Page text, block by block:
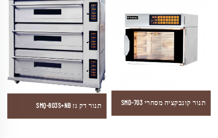
תנור קונבקציה מסחרי SMD-703 תנור דק גז SMQ-803S+NB